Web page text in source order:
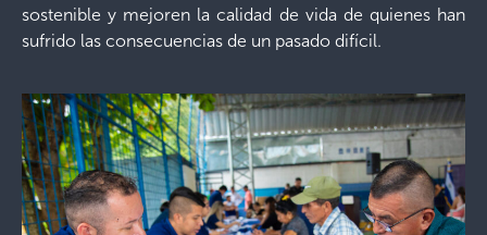
sostenible y mejoren la calidad de vida de quienes han
sufrido las consecuencias de un pasado difícil.